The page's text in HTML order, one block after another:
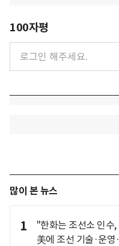
100자평
많이 본 뉴스
1
"한화는 조선소 인
美에 조선 기술·운영